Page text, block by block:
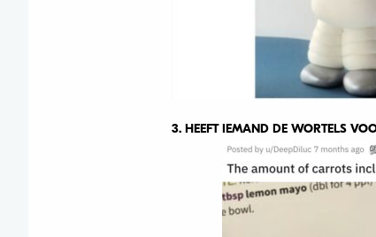
3. HEEFT IEMAND DE WORTELS